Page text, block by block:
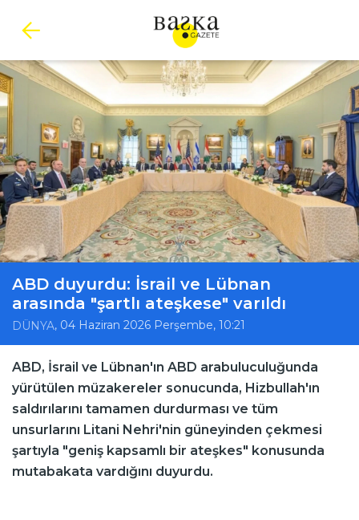
ABD duyurdu: İsrail ve Lübnan
arasında "şartlı ateşkese" varıldı
DÜNYA, 04 Haziran 2026 Perşembe, 10:21
ABD, İsrail ve Lübnan'ın ABD arabuluculuğunda
yürütülen müzakereler sonucunda, Hizbullah'ın
saldırılarını tamamen durdurması ve tüm
unsurlarını Litani Nehri'nin güneyinden çekmesi
şartıyla "geniş kapsamlı bir ateşkes" konusunda
mutabakata vardığını duyurdu.